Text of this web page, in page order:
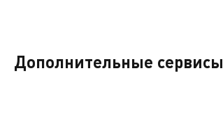
Дополнительные сервисы